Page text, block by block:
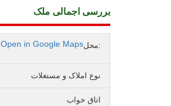
بررسی اجمالی ملک
محل: Open in Google Maps
نوع املاک و مستغلات
اتاق خواب